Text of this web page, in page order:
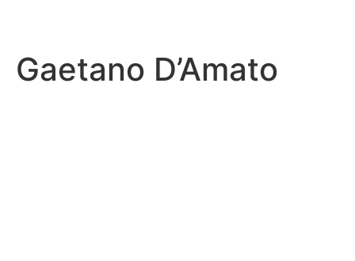
Gaetano D’Amato